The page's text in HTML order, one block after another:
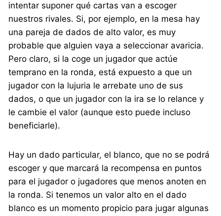
intentar suponer qué cartas van a escoger
nuestros rivales. Si, por ejemplo, en la mesa hay
una pareja de dados de alto valor, es muy
probable que alguien vaya a seleccionar avaricia.
Pero claro, si la coge un jugador que actúe
temprano en la ronda, está expuesto a que un
jugador con la lujuria le arrebate uno de sus
dados, o que un jugador con la ira se lo relance y
le cambie el valor (aunque esto puede incluso
beneficiarle).
Hay un dado particular, el blanco, que no se podrá
escoger y que marcará la recompensa en puntos
para el jugador o jugadores que menos anoten en
la ronda. Si tenemos un valor alto en el dado
blanco es un momento propicio para jugar algunas